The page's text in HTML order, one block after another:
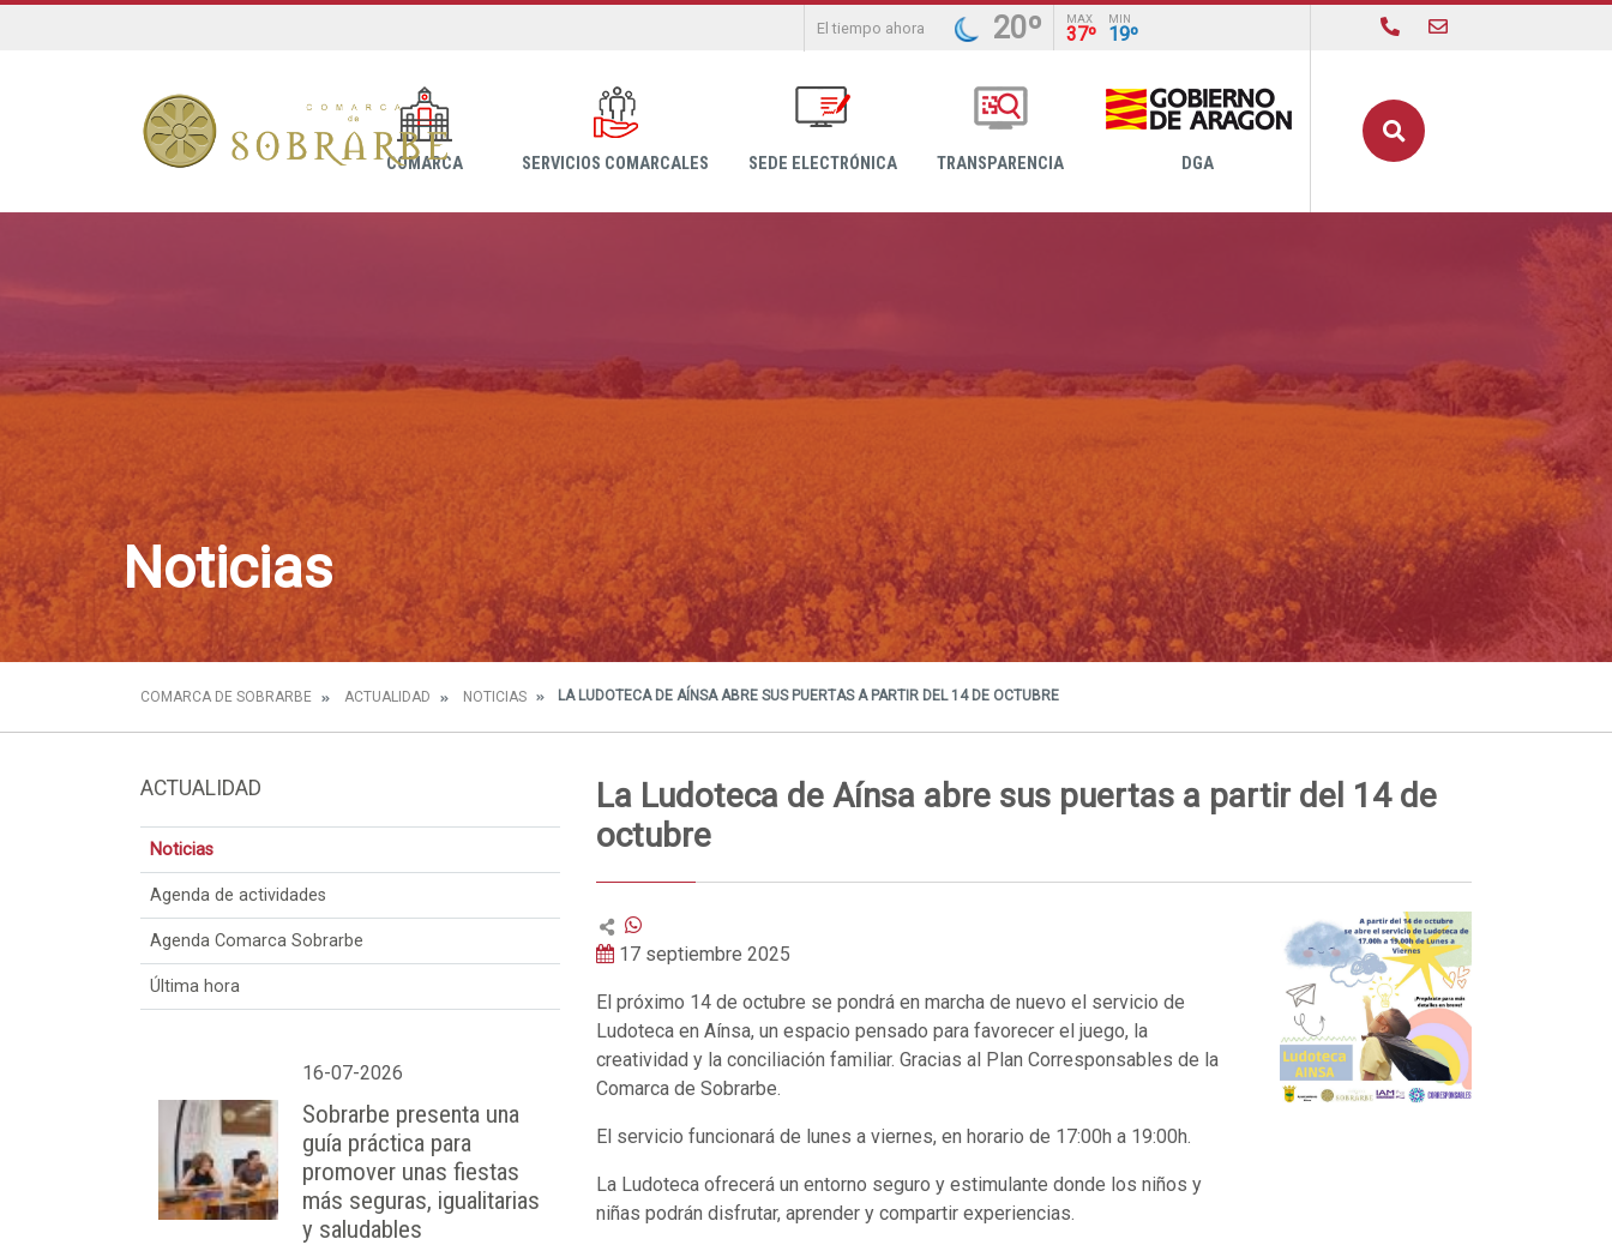
El tiempo ahora 20º MAX
37º
MIN
19º
COMARCA SERVICIOS COMARCALES SEDE ELECTRÓNICA TRANSPARENCIA DGA
Noticias
COMARCA DE SOBRARBE ACTUALIDAD NOTICIAS LA LUDOTECA DE AÍNSA ABRE SUS PUERTAS A PARTIR DEL 14 DE OCTUBRE
ACTUALIDAD
Noticias
Agenda de actividades
Agenda Comarca Sobrarbe
Última hora
16-07-2026
Sobrarbe presenta una
guía práctica para
promover unas fiestas
más seguras, igualitarias
y saludables
La Ludoteca de Aínsa abre sus puertas a partir del 14 de
octubre
17 septiembre 2025
El próximo 14 de octubre se pondrá en marcha de nuevo el servicio de
Ludoteca en Aínsa, un espacio pensado para favorecer el juego, la
creatividad y la conciliación familiar. Gracias al Plan Corresponsables de la
Comarca de Sobrarbe.
El servicio funcionará de lunes a viernes, en horario de 17:00h a 19:00h.
La Ludoteca ofrecerá un entorno seguro y estimulante donde los niños y
niñas podrán disfrutar, aprender y compartir experiencias.